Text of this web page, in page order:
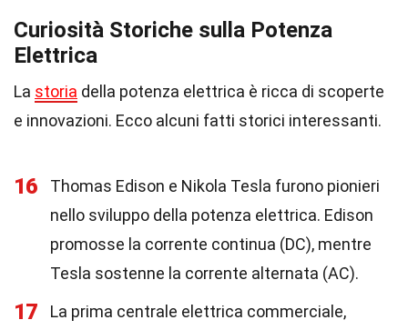
Curiosità Storiche sulla Potenza
Elettrica
La storia della potenza elettrica è ricca di scoperte
e innovazioni. Ecco alcuni fatti storici interessanti.
16
Thomas Edison e Nikola Tesla furono pionieri
nello sviluppo della potenza elettrica. Edison
promosse la corrente continua (DC), mentre
Tesla sostenne la corrente alternata (AC).
17
La prima centrale elettrica commerciale,